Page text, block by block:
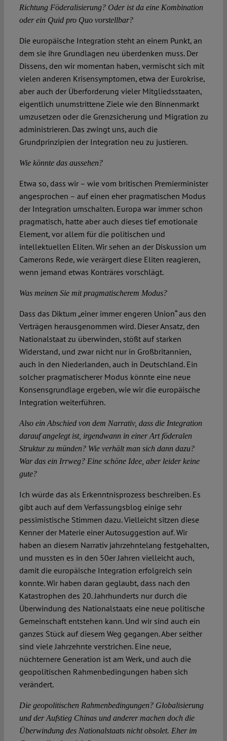
Richtung Föderalisierung? Oder ist da eine Kombination
oder ein Quid pro Quo vorstellbar?
Die europäische Integration steht an einem Punkt, an
dem sie ihre Grundlagen neu überdenken muss. Der
Dissens, den wir momentan haben, vermischt sich mit
vielen anderen Krisensymptomen, etwa der Eurokrise,
aber auch der Überforderung vieler Mitgliedsstaaten,
eigentlich unumstrittene Ziele wie den Binnenmarkt
umzusetzen oder die Grenzsicherung und Migration zu
administrieren. Das zwingt uns, auch die
Grundprinzipien der Integration neu zu justieren.
Wie könnte das aussehen?
Etwa so, dass wir – wie vom britischen Premierminister
angesprochen – auf einen eher pragmatischen Modus
der Integration umschalten. Europa war immer schon
pragmatisch, hatte aber auch dieses tief emotionale
Element, vor allem für die politischen und
intellektuellen Eliten. Wir sehen an der Diskussion um
Camerons Rede, wie verärgert diese Eliten reagieren,
wenn jemand etwas Konträres vorschlägt.
Was meinen Sie mit pragmatischerem Modus?
Dass das Diktum „einer immer engeren Union“ aus den
Verträgen herausgenommen wird. Dieser Ansatz, den
Nationalstaat zu überwinden, stößt auf starken
Widerstand, und zwar nicht nur in Großbritannien,
auch in den Niederlanden, auch in Deutschland. Ein
solcher pragmatischerer Modus könnte eine neue
Konsensgrundlage ergeben, wie wir die europäische
Integration weiterführen.
Also ein Abschied von dem Narrativ, dass die Integration
darauf angelegt ist, irgendwann in einer Art föderalen
Struktur zu münden? Wie verhält man sich dann dazu?
War das ein Irrweg? Eine schöne Idee, aber leider keine
gute?
Ich würde das als Erkenntnisprozess beschreiben. Es
gibt auch auf dem Verfassungsblog einige sehr
pessimistische Stimmen dazu. Vielleicht sitzen diese
Kenner der Materie einer Autosuggestion auf. Wir
haben an diesem Narrativ jahrzehntelang festgehalten,
und mussten es in den 50er Jahren vielleicht auch,
damit die europäische Integration erfolgreich sein
konnte. Wir haben daran geglaubt, dass nach den
Katastrophen des 20. Jahrhunderts nur durch die
Überwindung des Nationalstaats eine neue politische
Gemeinschaft entstehen kann. Und wir sind auch ein
ganzes Stück auf diesem Weg gegangen. Aber seither
sind viele Jahrzehnte verstrichen. Eine neue,
nüchternere Generation ist am Werk, und auch die
geopolitischen Rahmenbedingungen haben sich
verändert.
Die geopolitischen Rahmenbedingungen? Globalisierung
und der Aufstieg Chinas und anderer machen doch die
Überwindung des Nationalstaats nicht obsolet. Eher im